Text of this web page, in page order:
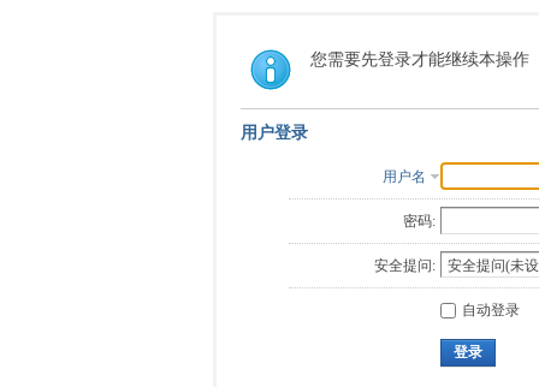
您需要先登录才能继续本操作
用户登录
用户名
密码:
安全提问:
自动登录
登录